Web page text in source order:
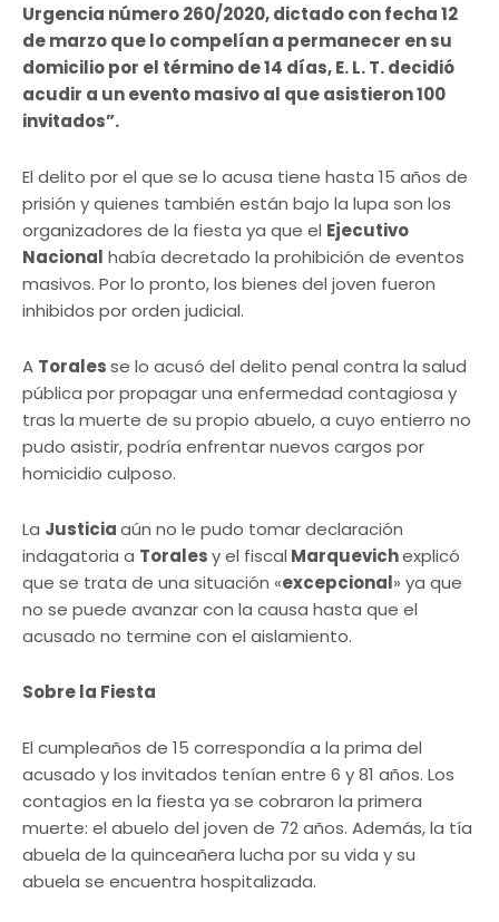
Urgencia número 260/2020, dictado con fecha 12
de marzo que lo compelían a permanecer en su
domicilio por el término de 14 días, E. L. T. decidió
acudir a un evento masivo al que asistieron 100
invitados”.
El delito por el que se lo acusa tiene hasta 15 años de
prisión y quienes también están bajo la lupa son los
organizadores de la fiesta ya que el Ejecutivo
Nacional había decretado la prohibición de eventos
masivos. Por lo pronto, los bienes del joven fueron
inhibidos por orden judicial.
A Toralesse lo acusó del delito penal contra la salud
pública por propagar una enfermedad contagiosa y
tras la muerte de su propio abuelo, a cuyo entierro no
pudo asistir, podría enfrentar nuevos cargos por
homicidio culposo.
La Justiciaaún no le pudo tomar declaración
indagatoria a Toralesy el fiscal Marquevichexplicó
que se trata de una situación «excepcional» ya que
no se puede avanzar con la causa hasta que el
acusado no termine con el aislamiento.
Sobre la Fiesta
El cumpleaños de 15 correspondía a la prima del
acusado y los invitados tenían entre 6 y 81 años. Los
contagios en la fiesta ya se cobraron la primera
muerte: el abuelo del joven de 72 años. Además, la tía
abuela de la quinceañera lucha por su vida y su
abuela se encuentra hospitalizada.